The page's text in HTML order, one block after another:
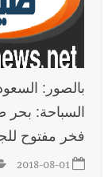
بالصور:
السباحة: بحر
فخر مفتوح
2018-08-01